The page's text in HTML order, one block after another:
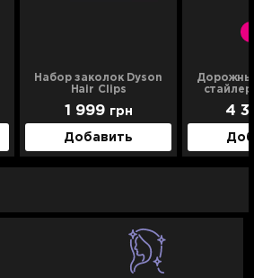
Набор заколок Dyson
Hair Clips
1 999 грн
Добавить
4